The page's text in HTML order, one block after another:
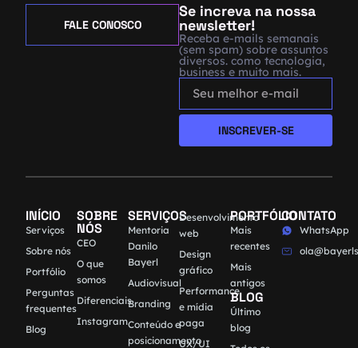
Se increva na nossa
newsletter!
Receba e-mails semanais
(sem spam) sobre assuntos
diversos. como tecnologia,
business e muito mais.
INSCREVER-SE
FALE CONOSCO
INÍCIO
Serviços
Sobre nós
Portfólio
Perguntas
frequentes
Blog
SOBRE
NÓS
CEO
O que
somos
Diferenciais
Instagram
SERVIÇOS
Mentoria
Danilo
Bayerl
Audiovisual
Branding
Conteúdo e
posicionamento
Desenvolvimento
web
Design
gráfico
Performance
e mídia
paga
UX/UI
PORTFÓLIO
Mais
recentes
Mais
antigos
BLOG
Último
blog
CONTATO
WhatsApp